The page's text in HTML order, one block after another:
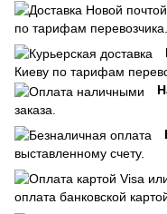
по тарифам перевозчика.
Киеву по тарифам
заказа.
выставленному счету.
оплата банковской